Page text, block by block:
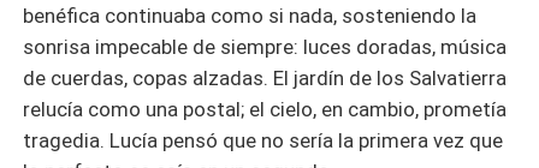
benéfica continuaba como si nada, sosteniendo la
sonrisa impecable de siempre: luces doradas, música
de cuerdas, copas alzadas. El jardín de los Salvatierra
relucía como una postal; el cielo, en cambio, prometía
tragedia. Lucía pensó que no sería la primera vez que